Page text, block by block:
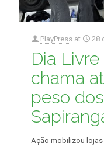
PlayPress at 28
Dia
chama
peso
Ação mobilizou